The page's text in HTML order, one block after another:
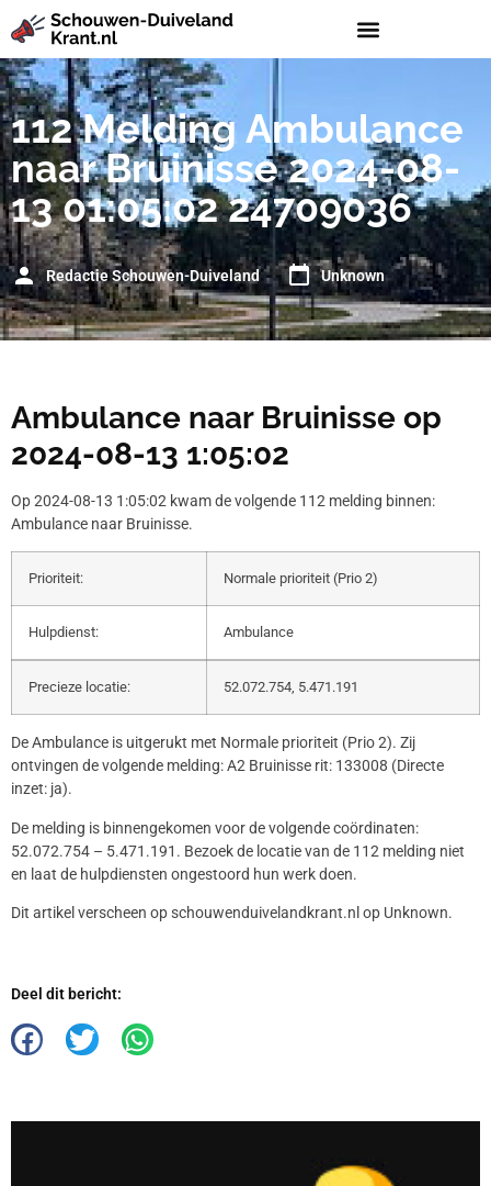
112 Melding Ambulance
naar Bruinisse 2024-08-
13 01:05:02 24709036
Redactie Schouwen-Duiveland Unknown
Ambulance naar Bruinisse op
2024-08-13 1:05:02
Op 2024-08-13 1:05:02 kwam de volgende 112 melding binnen:
Ambulance naar Bruinisse.
Prioriteit: Normale prioriteit (Prio 2)
Hulpdienst: Ambulance
Precieze locatie: 52.072.754, 5.471.191
De Ambulance is uitgerukt met Normale prioriteit (Prio 2). Zij
ontvingen de volgende melding: A2 Bruinisse rit: 133008 (Directe
inzet: ja).
De melding is binnengekomen voor de volgende coördinaten:
52.072.754 – 5.471.191. Bezoek de locatie van de 112 melding niet
en laat de hulpdiensten ongestoord hun werk doen.
Dit artikel verscheen op schouwenduivelandkrant.nl op Unknown.
Deel dit bericht: